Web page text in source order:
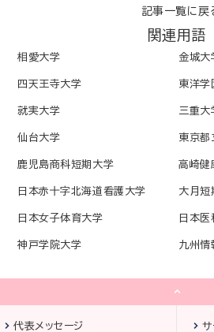
記事一覧に戻
関連用語
相愛大学 金城大
四天王寺大学 東洋学
就実大学 三重大
仙台大学 東京都
鹿児島商科短期大学 高崎健
日本赤十字北海道看護大学 大月短
日本女子体育大学 日本医
神戸学院大学 九州情
代表メッセージ サ